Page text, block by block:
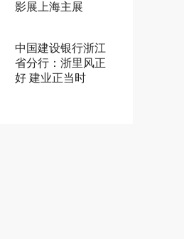
影展上海主展
中国建设银行浙江
省分行：浙里风正
好 建业正当时